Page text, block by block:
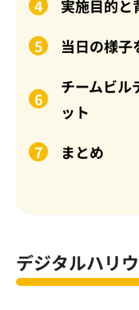
実施目的と
当日の様子
チームビル
ット
まとめ
デジタルハリ